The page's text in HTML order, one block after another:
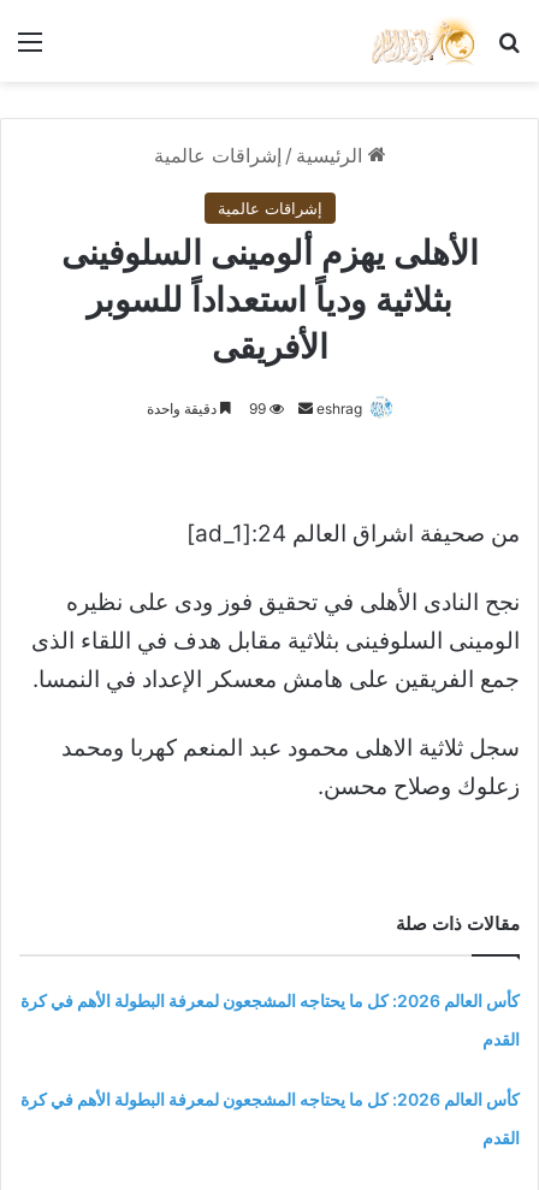
بحث عن
الرئيسية / إشراقات عالمية
إشراقات عالمية
الأهلى يهزم ألومينى السلوفينى
بثلاثية ودياً استعداداً للسوبر
الأفريقى
eshrag
أرسل99 دقيقة واحدة
من صحيفة اشراق العالم 24:[ad_1]
نجح النادى الأهلى في تحقيق فوز ودى على نظيره
الومينى السلوفينى بثلاثية مقابل هدف في اللقاء الذى
جمع الفريقين على هامش معسكر الإعداد في النمسا.
سجل ثلاثية الاهلى محمود عبد المنعم كهربا ومحمد
زعلوك وصلاح محسن.
مقالات ذات صلة
كأس العالم 2026: كل ما يحتاجه المشجعون لمعرفة البطولة الأهم في كرة
القدم
كأس العالم 2026: كل ما يحتاجه المشجعون لمعرفة البطولة الأهم في كرة
القدم